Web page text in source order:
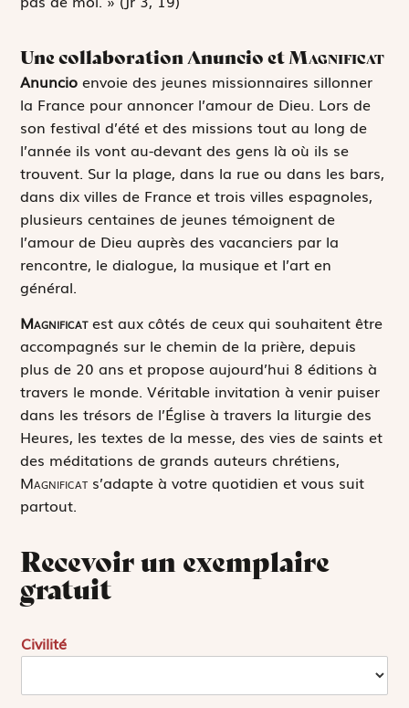
Une collaboration Anuncio et Magnificat
Anuncio envoie des jeunes missionnaires sillonner
la France pour annoncer l’amour de Dieu. Lors de
son festival d’été et des missions tout au long de
l’année ils vont au-devant des gens là où ils se
trouvent. Sur la plage, dans la rue ou dans les bars,
dans dix villes de France et trois villes espagnoles,
plusieurs centaines de jeunes témoignent de
l’amour de Dieu auprès des vacanciers par la
rencontre, le dialogue, la musique et l’art en
général.
Magnificatest aux côtés de ceux qui souhaitent être
accompagnés sur le chemin de la prière, depuis
plus de 20 ans et propose aujourd’hui 8 éditions à
travers le monde. Véritable invitation à venir puiser
dans les trésors de l’Église à travers la liturgie des
Heures, les textes de la messe, des vies de saints et
des méditations de grands auteurs chrétiens,
Magnificat s’adapte à votre quotidien et vous suit
partout.
Recevoir un exemplaire
gratuit
Civilité